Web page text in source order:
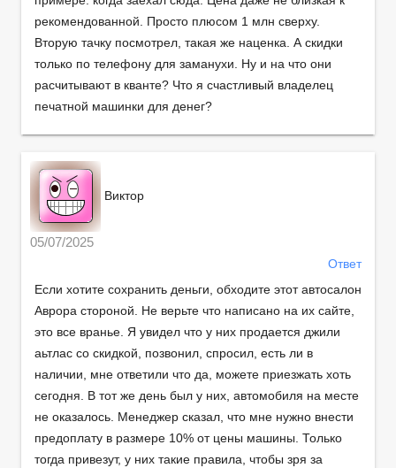
рекомендованной. Просто плюсом 1 млн сверху.
Вторую тачку посмотрел, такая же наценка. А скидки
только по телефону для заманухи. Ну и на что они
расчитывают в кванте? Что я счастливый владелец
печатной машинки для денег?
Виктор
05/07/2025
Ответ
Если хотите сохранить деньги, обходите этот автосалон
Аврора стороной. Не верьте что написано на их сайте,
это все вранье. Я увидел что у них продается джили
аьтлас со скидкой, позвонил, спросил, есть ли в
наличии, мне ответили что да, можете приезжать хоть
сегодня. В тот же день был у них, автомобиля на месте
не оказалось. Менеджер сказал, что мне нужно внести
предоплату в размере 10% от цены машины. Только
тогда привезут, у них такие правила, чтобы зря за